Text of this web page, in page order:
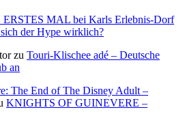
MAL bei Karls Erlebnis-Dorf
der Hype wirklich?
zu Touri-Klischee adé – Deutsche
an
The End of The Disney Adult –
KNIGHTS OF GUINEVERE –